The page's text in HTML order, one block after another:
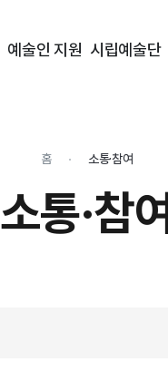
예술인 지원 시립예술단
홈 소통·참여
소통·참여